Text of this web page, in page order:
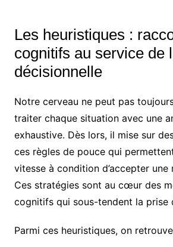
Les heuristiques :
cognitifs au service de
décisionnelle
Notre cerveau ne peut pas
traiter chaque situation avec une
exhaustive. Dès lors, il mise sur
ces règles de pouce qui
vitesse à condition d’accepter une
Ces stratégies sont au cœur des
cognitifs qui sous-tendent la prise
Parmi ces heuristiques, on